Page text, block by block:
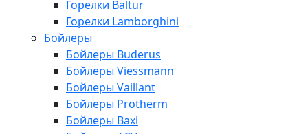
Горелки Baltur
Горелки Lamborghini
Бойлеры
Бойлеры Buderus
Бойлеры Viessmann
Бойлеры Vaillant
Бойлеры Protherm
Бойлеры Baxi